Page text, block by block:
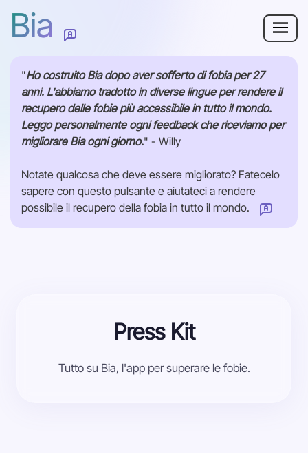
Bia
Perché Bia?
Fobia
Risorse
Per adulti
"Ho costruito Bia dopo aver sofferto di fobia per 27
anni. L'abbiamo tradotto in diverse lingue per rendere il
recupero delle fobie più accessibile in tutto il mondo.
Leggo personalmente ogni feedback che riceviamo per
migliorare Bia ogni giorno." - Willy
Notate qualcosa che deve essere migliorato? Fatecelo
sapere con questo pulsante e aiutateci a rendere
possibile il recupero della fobia in tutto il mondo.
Come possiamo migliorare questa pagina?
Press Kit
Tutto su Bia, l'app per superare le fobie.